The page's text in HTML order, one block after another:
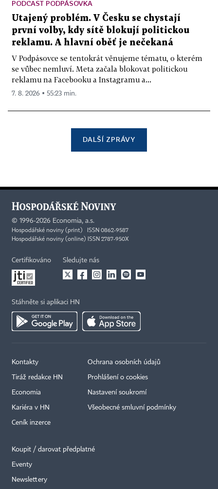
PODCAST PODPÁSOVKA
Utajený problém. V Česku se chystají
první volby, kdy sítě blokují politickou
reklamu. A hlavní oběť je nečekaná
V Podpásovce se tentokrát věnujeme tématu, o kterém
se vůbec nemluví. Meta začala blokovat politickou
reklamu na Facebooku a Instagramu a...
7. 8. 2026 ▪ 55:23 min.
DALŠÍ ZPRÁVY
© 1996-2026 Economia, a.s.
Hospodářské noviny (print) ISSN 0862-9587
Hospodářské noviny (online) ISSN 2787-950X
Certifikováno Sledujte nás
Stáhněte si aplikaci HN
Kontakty
Tiráž redakce HN
Economia
Kariéra v HN
Ceník inzerce
Ochrana osobních údajů
Prohlášení o cookies
Nastavení soukromí
Všeobecné smluvní podmínky
Koupit / darovat předplatné
Eventy
Newslettery